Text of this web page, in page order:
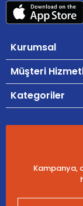
Kurumsal
Müşteri
Kategoriler
Kampanya,